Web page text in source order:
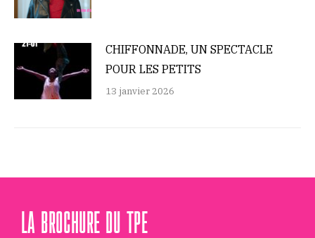
CHIFFONNADE, UN SPECTACLE
POUR LES PETITS
13 janvier 2026
LA BROCHURE DU TPE